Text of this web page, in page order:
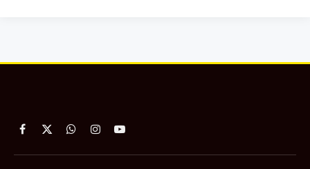
Facebook
X
WhatsApp
InstagramYouTube